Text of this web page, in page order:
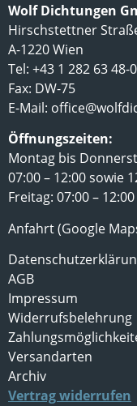
Wolf Dichtungen
Hirschstettner
A-1220 Wien
Tel: +43 1 282 63 48-0
Fax: DW-75
E-Mail:
Öffnungszeiten:
Montag bis
07:00 – 12:00 sowie
Freitag: 07:00 – 12:00
Anfahrt (Google
AGB
Impressum
Widerrufsbelehrung
Versandarten
Archiv
Vertrag widerrufen